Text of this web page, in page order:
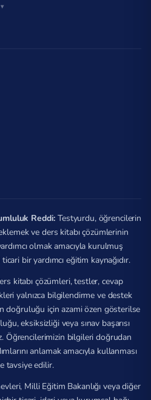
Reddi: Testyurdu, öğrencilerin
ve ders kitabı çözümlerinin
olmak amacıyla kurulmuş
bir yardımcı eğitim kaynağıdır.
kitabı çözümleri, testler, cevap
yalnızca bilgilendirme ve destek
doğruluğu için azami özen gösterilse
eksiksizliği veya sınav başarısı
Öğrencilerimizin bilgileri doğrudan
anlamak amacıyla kullanması
tavsiye edilir.
Milli Eğitim Bakanlığı veya diğer